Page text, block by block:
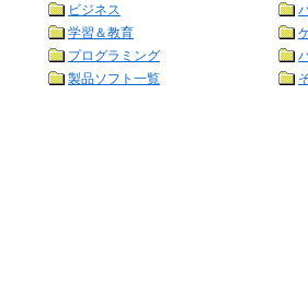
ビジネス
学習＆教育
プログラミング
製品ソフト一覧